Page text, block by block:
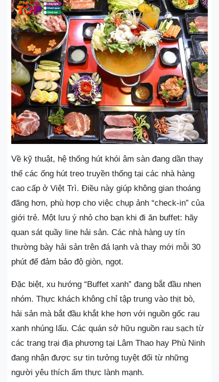
Về kỹ thuật, hệ thống hút khói âm sàn đang dần thay
thế các ống hút treo truyền thống tại các nhà hàng
cao cấp ở Việt Trì. Điều này giúp không gian thoáng
đãng hơn, phù hợp cho việc chụp ảnh “check-in” của
giới trẻ. Một lưu ý nhỏ cho bạn khi đi ăn buffet: hãy
quan sát quầy line hải sản. Các nhà hàng uy tín
thường bày hải sản trên đá lạnh và thay mới mỗi 30
phút để đảm bảo độ giòn, ngọt.
Đặc biệt, xu hướng “Buffet xanh” đang bắt đầu nhen
nhóm. Thực khách không chỉ tập trung vào thịt bò,
hải sản mà bắt đầu khắt khe hơn với nguồn gốc rau
xanh nhúng lẩu. Các quán sở hữu nguồn rau sạch từ
các trang trại địa phương tại Lâm Thao hay Phù Ninh
đang nhận được sự tin tưởng tuyệt đối từ những
người yêu thích ẩm thực lành mạnh.